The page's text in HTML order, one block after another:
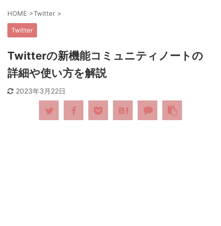
HOME >Twitter >
Twitter
Twitterの新機能コミュニティノートの
詳細や使い方を解説
2023年3月22日